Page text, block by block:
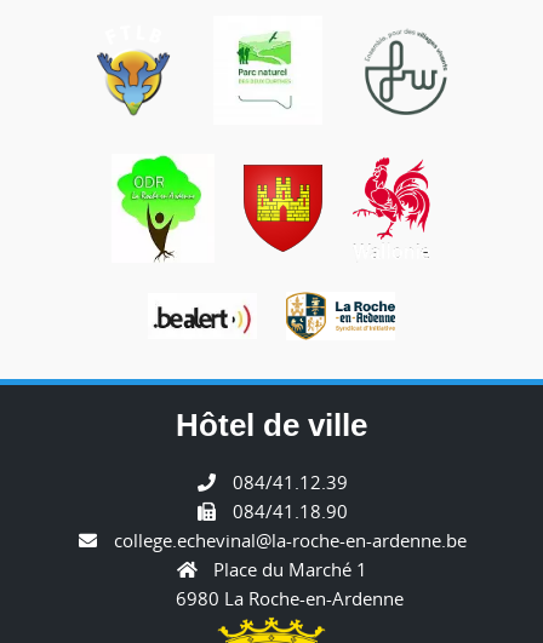
Hôtel de ville
084/41.12.39
084/41.18.90
college.echevinal@la-roche-en-ardenne.be
Place du Marché 1
6980 La Roche-en-Ardenne